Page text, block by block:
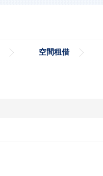
空間租借